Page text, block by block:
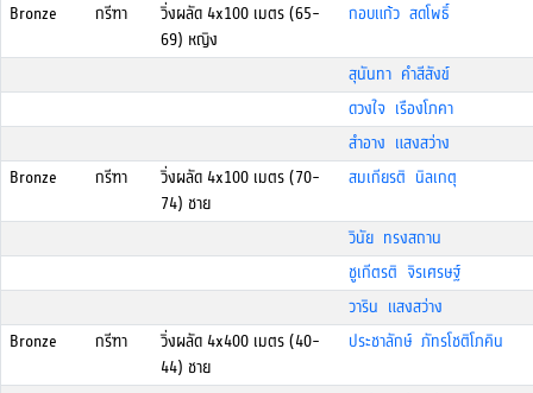
Bronze
กรีฑา
วิ่งผลัด 4x100 เมตร (65-
69) หญิง
กอบแก้ว สดโพธิ์
สุนันทา คำสีสังข์
ดวงใจ เรืองโภคา
สำอาง แสงสว่าง
Bronze
กรีฑา
วิ่งผลัด 4x100 เมตร (70-
74) ชาย
สมเกียรติ นิลเกตุ
วินัย ทรงสถาน
ชูเกีตรติ จิรเศรษฐ์
วาริน แสงสว่าง
Bronze
กรีฑา
วิ่งผลัด 4x400 เมตร (40-
44) ชาย
ประชาลักษ์ ภัทรโชติโภคิน